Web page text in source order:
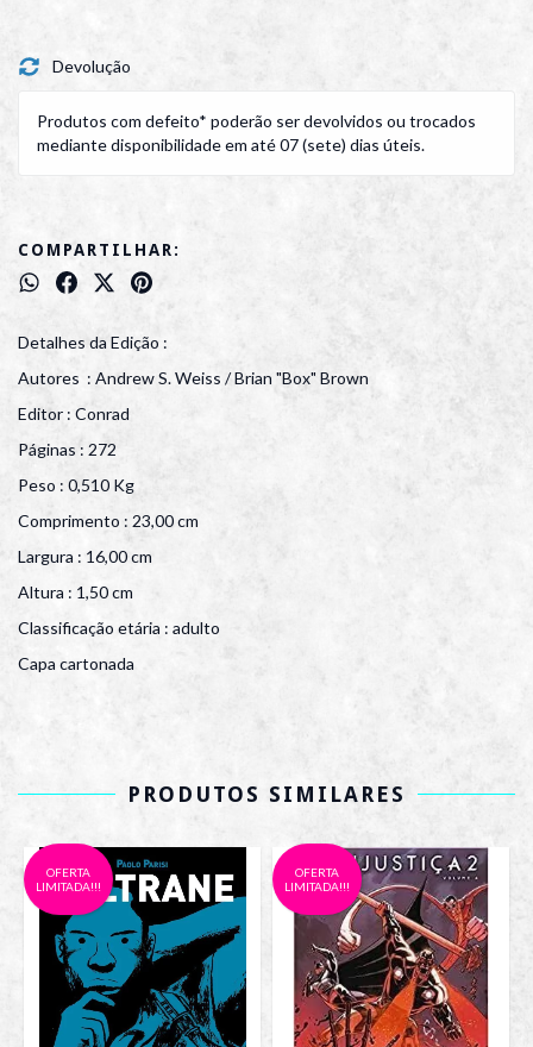
Devolução
Produtos com defeito* poderão ser devolvidos ou trocados
mediante disponibilidade em até 07 (sete) dias úteis.
COMPARTILHAR:
Detalhes da Edição :
Autores : Andrew S. Weiss / Brian "Box" Brown
Editor : Conrad
Páginas : 272
Peso : 0,510 Kg
Comprimento : 23,00 cm
Largura : 16,00 cm
Altura : 1,50 cm
Classificação etária : adulto
Capa cartonada
PRODUTOS SIMILARES
OFERTA
LIMITADA!!!
OFERTA
LIMITADA!!!